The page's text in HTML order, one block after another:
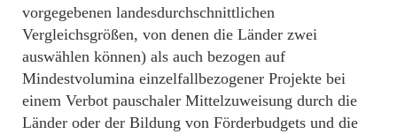
vorgegebenen landesdurchschnittlichen
Vergleichsgrößen, von denen die Länder zwei
auswählen können) als auch bezogen auf
Mindestvolumina einzelfallbezogener Projekte bei
einem Verbot pauschaler Mittelzuweisung durch die
Länder oder der Bildung von Förderbudgets und die